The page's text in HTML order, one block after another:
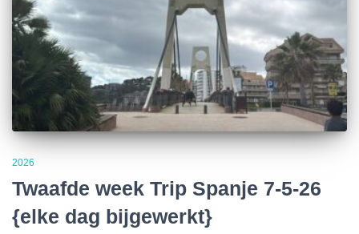
2026
Twaafde week Trip Spanje 7-5-26
{elke dag bijgewerkt}